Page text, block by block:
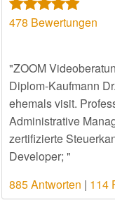
478 Bewertungen
"ZOOM
Diplom-Kaufmann
ehemals visit.
Administrative
zertifizierte
Developer; "
885 Antworten | 114